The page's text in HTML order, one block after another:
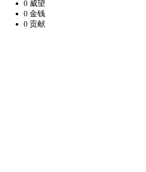
0 威望
0 金钱
0 贡献